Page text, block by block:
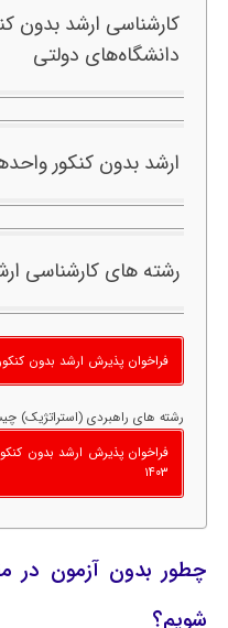
کارشناسی ارشد بدون
دانشگاه‌های دولتی
ارشد بدون کنکور
رشته های کارشناسی
فراخوان پذیرش ارشد بدون کنکور
رشته های راهبردی (استراتژیک)
فراخوان پذیرش ارشد بدون
۱۴۰۳
چطور بدون آزمون در
شویم؟